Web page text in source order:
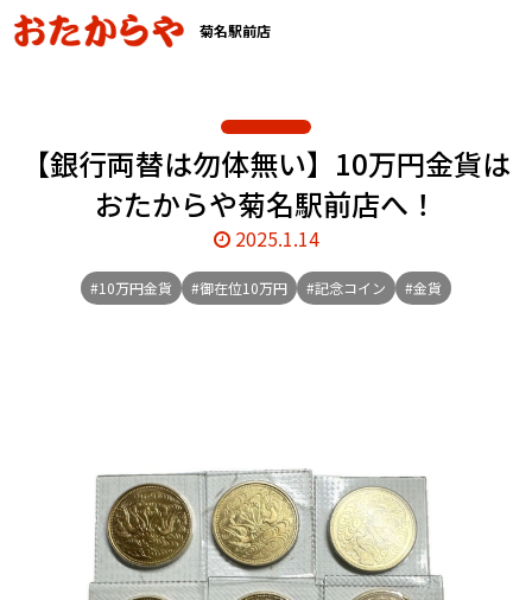
菊名駅前店
【銀行両替は勿体無い】10万円金貨は
おたからや菊名駅前店へ！
2025.1.14
#10万円金貨 #御在位10万円 #記念コイン #金貨